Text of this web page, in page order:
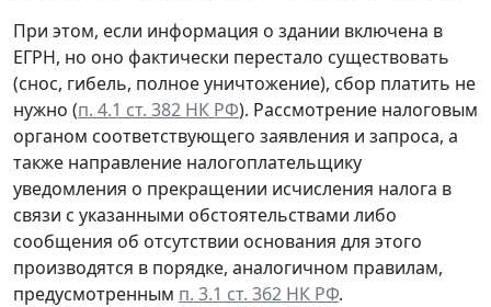
При этом, если информация о здании включена в
ЕГРН, но оно фактически перестало существовать
(снос, гибель, полное уничтожение), сбор платить не
нужно (п. 4.1 ст. 382 НК РФ). Рассмотрение налоговым
органом соответствующего заявления и запроса, а
также направление налогоплательщику
уведомления о прекращении исчисления налога в
связи с указанными обстоятельствами либо
сообщения об отсутствии основания для этого
производятся в порядке, аналогичном правилам,
предусмотренным п. 3.1 ст. 362 НК РФ.